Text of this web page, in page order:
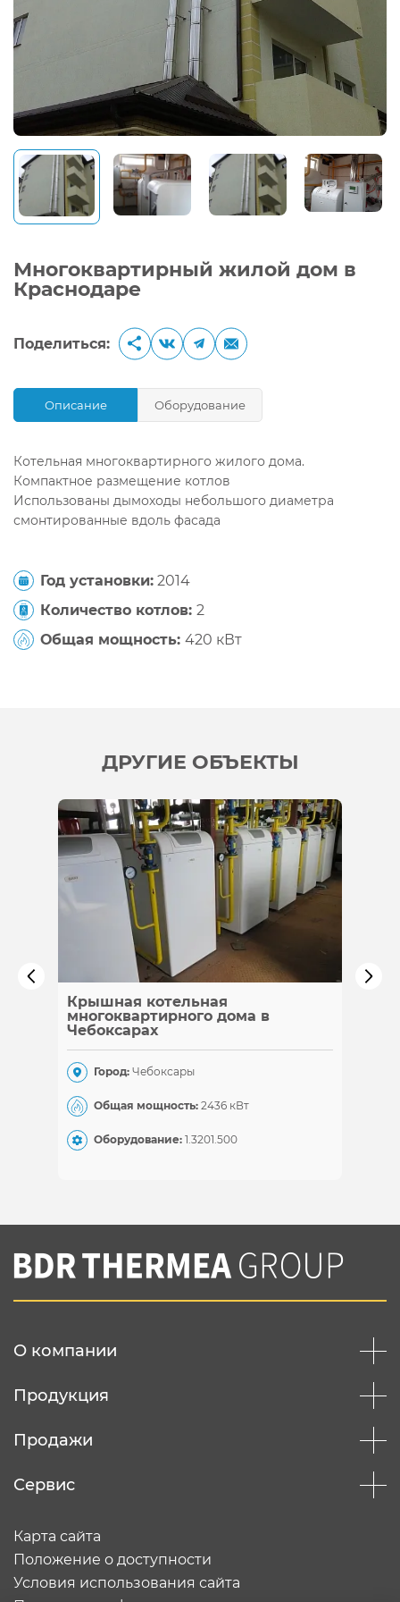
Многоквартирный жилой дом в
Краснодаре
Поделиться:
Описание Оборудование
Котельная многоквартирного жилого дома.
Компактное размещение котлов
Использованы дымоходы небольшого диаметра
смонтированные вдоль фасада
Год установки: 2014
Количество котлов: 2
Общая мощность: 420 кВт
ДРУГИЕ ОБЪЕКТЫ
Крышная котельная
многоквартирного дома в
Чебоксарах
Город: Чебоксары
Общая мощность: 2436 кВт
Оборудование: 1.3201.500
О компании
Продукция
Продажи
Сервис
Карта сайта
Положение о доступности
Условия использования сайта